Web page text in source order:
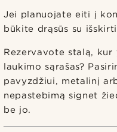
Jei planuojate eiti į
būkite drąsūs su
Rezervavote stalą,
laukimo sąrašas?
pavyzdžiui, metalinį
nepastebimą signet
be jo.